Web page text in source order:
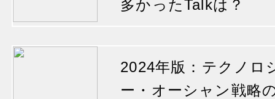
多かったTalkは？
2024年版：テクノロ
ー・オーシャン戦略